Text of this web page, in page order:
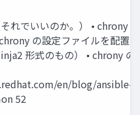
れでいいのか。） • chrony イ
の設定ファイルを配置
形式のもの） • chrony の
en/blog/ansible-
52